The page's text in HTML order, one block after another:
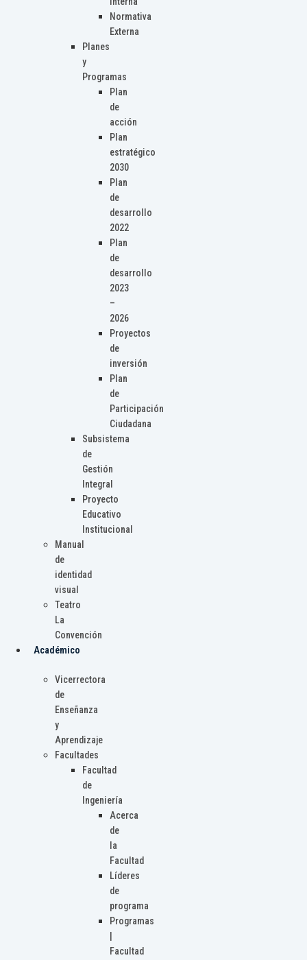
Normativa
Externa
Planes
y
Programas
Plan
de
acción
Plan
estratégico
2030
Plan
de
desarrollo
2022
Plan
de
desarrollo
2023
–
2026
Proyectos
de
inversión
Plan
de
Participación
Ciudadana
Subsistema
de
Gestión
Integral
Proyecto
Educativo
Institucional
Manual
de
identidad
visual
Teatro
La
Convención
Académico
Vicerrectora
de
Enseñanza
y
Aprendizaje
Facultades
Facultad
de
Ingeniería
Acerca
de
la
Facultad
Líderes
de
programa
Programas
Facultad